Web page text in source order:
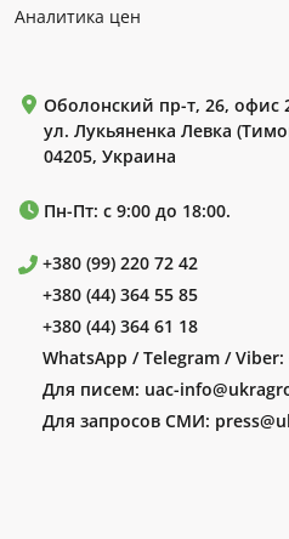
Аналитика цен
Оболонский пр-т, 26, офис
ул. Лукьяненка Левка
04205, Украина
Пн-Пт: с 9:00 до 18:00.
+380 (99) 220 72 42
+380 (44) 364 55 85
+380 (44) 364 61 18
WhatsApp / Telegram / Viber:
Для писем: uac-
Для запросов СМИ: